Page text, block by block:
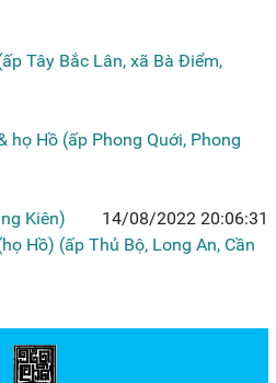
Tây Bắc Lân, xã Bà Điểm,
họ Hồ (ấp Phong Quới, Phong
Kiên)
14/08/2022 20:06:31
Hồ) (ấp Thủ Bộ, Long An, Cần